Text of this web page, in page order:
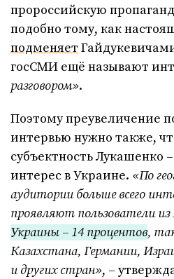
пророссийскую
подобно тому, как
подменяет
госСМИ ещё называют
разговором».
Поэтому преувеличение
интервью нужно также,
субъектность Лукашенко
интерес в Украине. «По
аудитории больше всего
проявляют пользователи из
Украины – 14 процентов,
Казахстана, Германии,
и других стран», –